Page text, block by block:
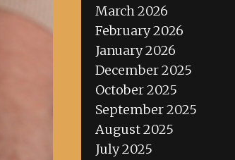
March 2026
February 2026
January 2026
December 2025
October 2025
September 2025
August 2025
July 2025